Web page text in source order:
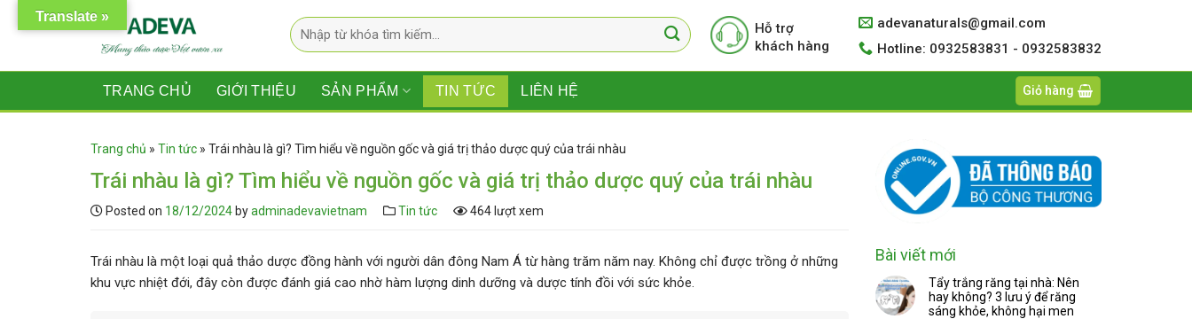
Tìm
kiếm:
Hỗ trợ
khách hàng
adevanaturals@gmail.com
Hotline: 0932583831 - 0932583832
TRANG CHỦ GIỚI THIỆU SẢN PHẨM TIN TỨC LIÊN HỆ Giỏ hàng
Trang chủ » Tin tức » Trái nhàu là gì? Tìm hiểu về nguồn gốc và giá trị thảo dược quý của trái nhàu
Trái nhàu là gì? Tìm hiểu về nguồn gốc và giá trị thảo dược quý của trái nhàu
Posted on 18/12/2024 byadminadevavietnam Tin tức 464 lượt xem
Trái nhàu là một loại quả thảo dược đồng hành với người dân đông Nam Á từ hàng trăm năm nay. Không chỉ được trồng ở những
khu vực nhiệt đới, đây còn được đánh giá cao nhờ hàm lượng dinh dưỡng và dược tính đồi với sức khỏe.
Bài viết mới
Tẩy trắng răng tại nhà: Nên
hay không? 3 lưu ý để răng
sáng khỏe, không hại men
Translate »